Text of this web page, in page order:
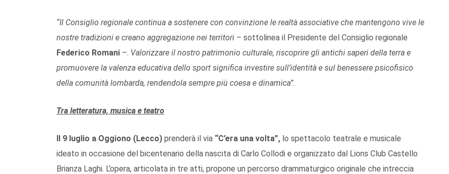
“Il Consiglio regionale continua a sostenere con convinzione le realtà associative che mantengono vive le
nostre tradizioni e creano aggregazione nei territori – sottolinea il Presidente del Consiglio regionale
Federico Romani –. Valorizzare il nostro patrimonio culturale, riscoprire gli antichi saperi della terra e
promuovere la valenza educativa dello sport significa investire sull’identità e sul benessere psicofisico
della comunità lombarda, rendendola sempre più coesa e dinamica”.
Tra letteratura, musica e teatro
Il 9 luglio a Oggiono (Lecco) prenderà il via “C’era una volta”, lo spettacolo teatrale e musicale
ideato in occasione del bicentenario della nascita di Carlo Collodi e organizzato dal Lions Club Castello
Brianza Laghi. L’opera, articolata in tre atti, propone un percorso drammaturgico originale che intreccia